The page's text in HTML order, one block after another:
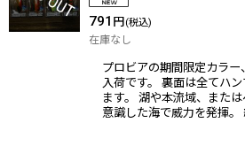
791 円 (税込)
在庫なし
プロビアの期間限定カラ
入荷です。 裏面は全てハ
ます。 湖や本流域、また
意識した海で威力を発揮